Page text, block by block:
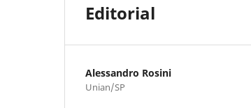
Editorial
Alessandro Rosini
Unian/SP